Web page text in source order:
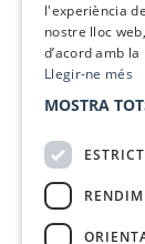
l'experiència
nostre lloc
d’acord amb
Llegir-ne més
MOSTRA